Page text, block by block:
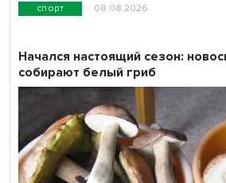
спорт 08.08.2026
Начался настоящий сезон:
собирают белый гриб